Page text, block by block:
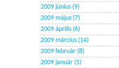
2009 június (9)
2009 május (7)
2009 április (6)
2009 március (14)
2009 február (8)
2009 január (5)